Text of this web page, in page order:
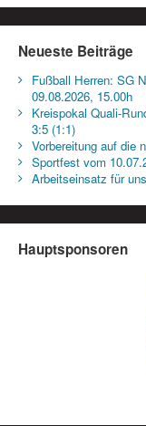
Neueste Beiträge
Fußball Herren: SG
09.08.2026, 15.00h
Kreispokal Quali-
3:5 (1:1)
Vorbereitung auf die
Sportfest vom
Arbeitseinsatz für
Hauptsponsoren